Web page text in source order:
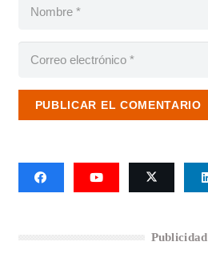
PUBLICAR EL COMENTARIO
Publicidad